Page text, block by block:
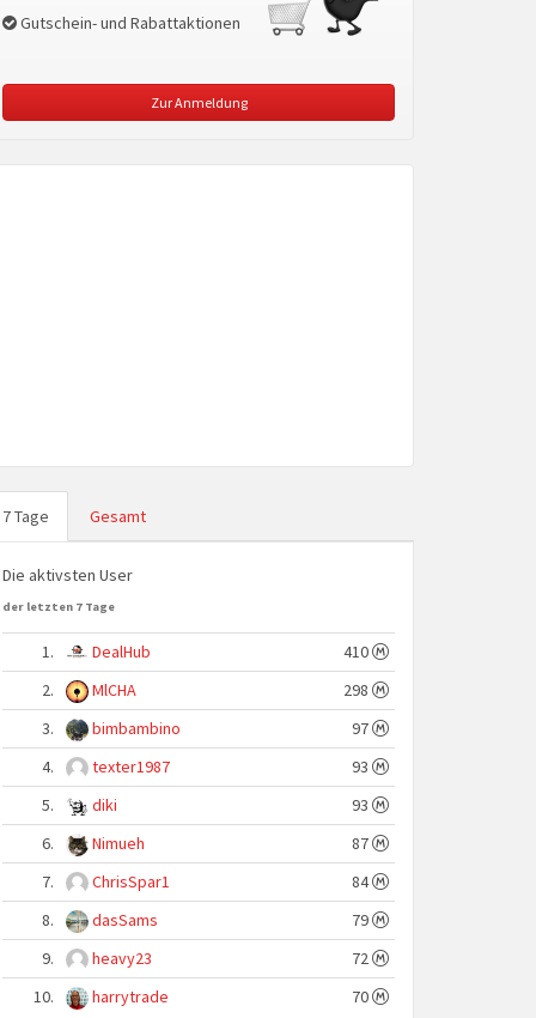
Gutschein- und Rabattaktionen
Zur Anmeldung
7 Tage Gesamt
Die aktivsten User
der letzten 7 Tage
1. DealHub
410
2.
MlCHA
298
3.
bimbambino
97
4.
texter1987
93
5.
diki
93
6.
Nimueh
87
7.
ChrisSpar1
84
8.
dasSams
79
9.
heavy23
72
10.
harrytrade 70